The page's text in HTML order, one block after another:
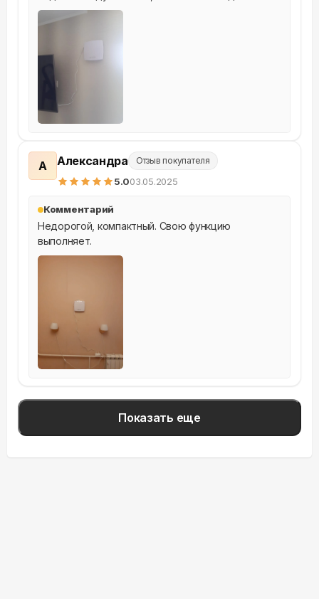
А Александра Отзыв покупателя
5.003.05.2025
Комментарий
Недорогой, компактный. Свою функцию
выполняет.
Показать еще